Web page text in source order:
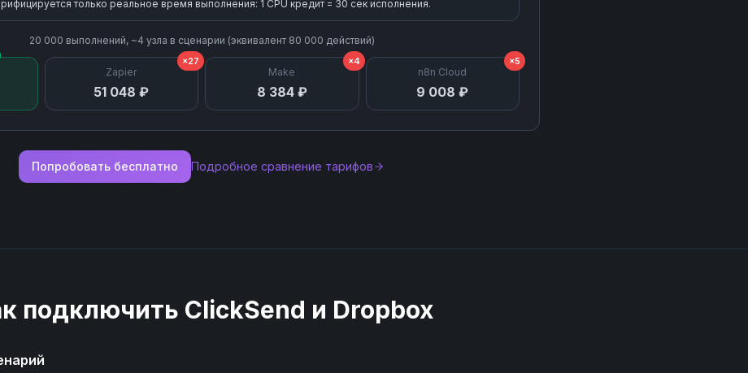
только реальное время выполнения: 1 CPU кредит = 30 сек исполнения.
20 000 выполнений, ~4 узла в сценарии (эквивалент 80 000 действий)
Zapier
51 048 ₽
×27
Make
8 384 ₽
×4
n8n Cloud
9 008 ₽
×5
Попробовать бесплатно Подробное сравнение тарифов
подключить ClickSend и Dropbox